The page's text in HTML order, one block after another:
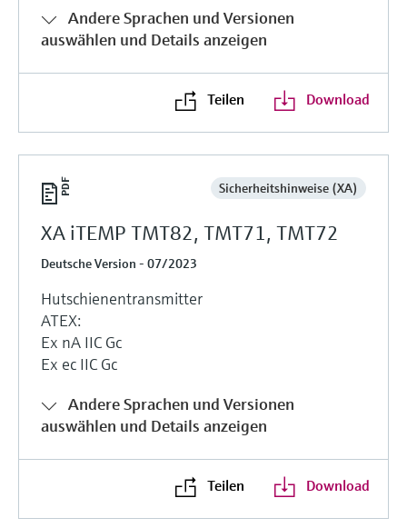
Andere Sprachen und Versionen
auswählen und Details anzeigen
Teilen Download
Sicherheitshinweise (XA)
XA iTEMP TMT82, TMT71, TMT72
Deutsche Version - 07/2023
Hutschienentransmitter
ATEX:
Ex nA IIC Gc
Ex ec IIC Gc
Andere Sprachen und Versionen
auswählen und Details anzeigen
Teilen Download